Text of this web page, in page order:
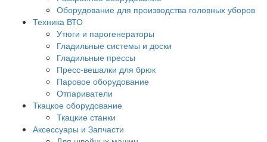
Оборудование для производства головных уборов
Техника ВТО
Утюги и парогенераторы
Гладильные системы и доски
Гладильные прессы
Пресс-вешалки для брюк
Паровое оборудование
Отпариватели
Ткацкое оборудование
Ткацкие станки
Аксессуары и Запчасти